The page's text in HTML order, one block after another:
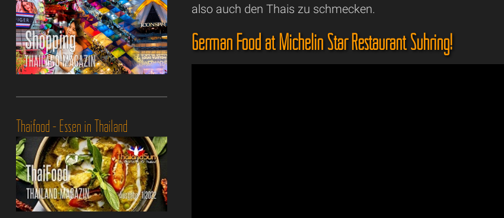
also auch den Thais zu schmecken.
German Food at Michelin Star Restaurant Sühring!
Thaifood - Essen in Thailand